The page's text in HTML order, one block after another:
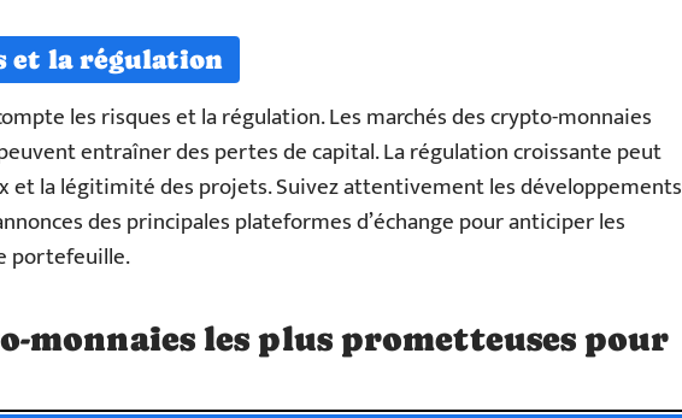
et la régulation
les risques et la régulation. Les marchés des crypto-monnaies
entraîner des pertes de capital. La régulation croissante peut
et la légitimité des projets. Suivez attentivement les développements
des principales plateformes d’échange pour anticiper les
portefeuille.
monnaies les plus prometteuses pour